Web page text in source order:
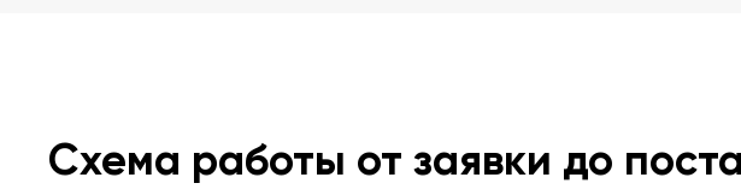
Схема работы от заявки до